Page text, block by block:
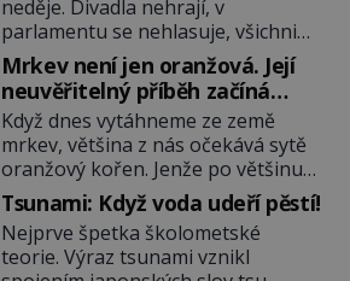
neděje. Divadla nehrají, v
parlamentu se nehlasuje, všichni
jsou na dovolené a média tak
nemají o čem mluvit a psát. A
vymýšlejí si proto témata, které
nikoho nezajímají. Proč je však ona
letní doba spojovaná zrovna s
okurkami? Okurkovou sezónu
známe už od poloviny 19. století,
ovšem jako Češi […]
Mrkev není jen oranžová. Její
neuvěřitelný příběh začíná
fialovou barvou
Když dnes vytáhneme ze země
mrkev, většina z nás očekává sytě
oranžový kořen. Jenže po většinu
své historie je mrkev všechno
možné, jen ne oranžová. Je fialová,
žlutá, bílá, někdy dokonce téměř
černá. Až díky stovkám let
Tsunami: Když voda udeří pěstí!
Nejprve špetka školometské
teorie. Výraz tsunami vznikl